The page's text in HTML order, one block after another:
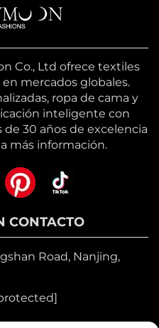
Co., Ltd ofrece textiles
mercados globales.
ropa de cama y
inteligente con
30 años de excelencia
más información.
CONTACTO
Road, Nanjing,